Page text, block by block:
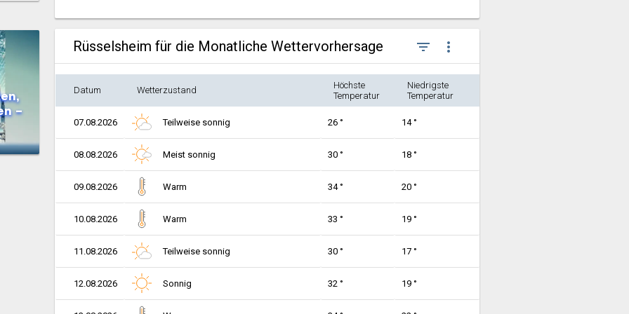
–
Rüsselsheim für die Monatliche Wettervorhersage filter_list more_vert
Datum Wetterzustand
Höchste
Temperatur
Niedrigste
Temperatur
07.08.2026 Teilweise sonnig 26 ° 14 °
08.08.2026 Meist sonnig 30 ° 18 °
09.08.2026 Warm 34 ° 20 °
10.08.2026 Warm 33 ° 19 °
11.08.2026 Teilweise sonnig 30 ° 17 °
12.08.2026 Sonnig 32 ° 19 °